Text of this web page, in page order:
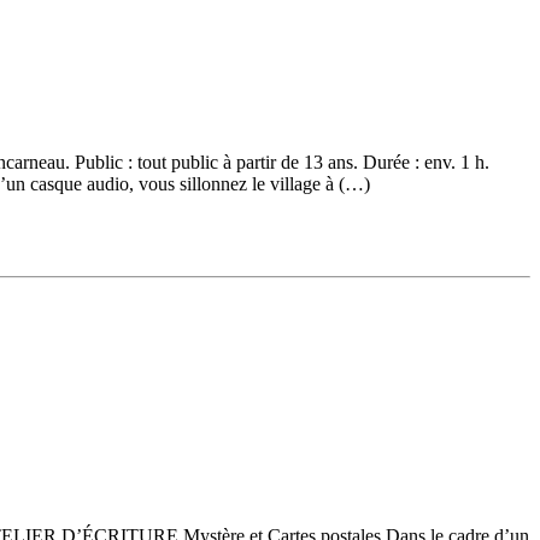
Public : tout public à partir de 13 ans. Durée : env. 1 h.
casque audio, vous sillonnez le village à (…)